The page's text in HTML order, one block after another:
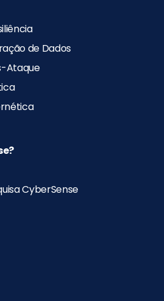
de Dados
Ataque
CyberSense